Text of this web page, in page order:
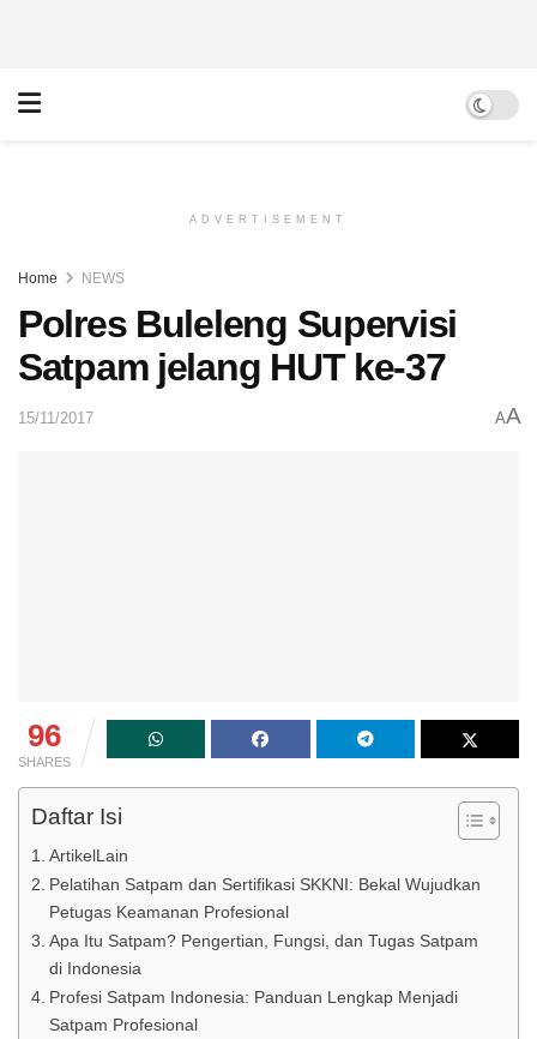
ADVERTISEMENT
Home NEWS
Polres Buleleng Supervisi
Satpam jelang HUT ke-37
15/11/2017 AA
96
SHARES
Daftar Isi
ArtikelLain
Pelatihan Satpam dan Sertifikasi SKKNI: Bekal Wujudkan
Petugas Keamanan Profesional
Apa Itu Satpam? Pengertian, Fungsi, dan Tugas Satpam
di Indonesia
Profesi Satpam Indonesia: Panduan Lengkap Menjadi
Satpam Profesional